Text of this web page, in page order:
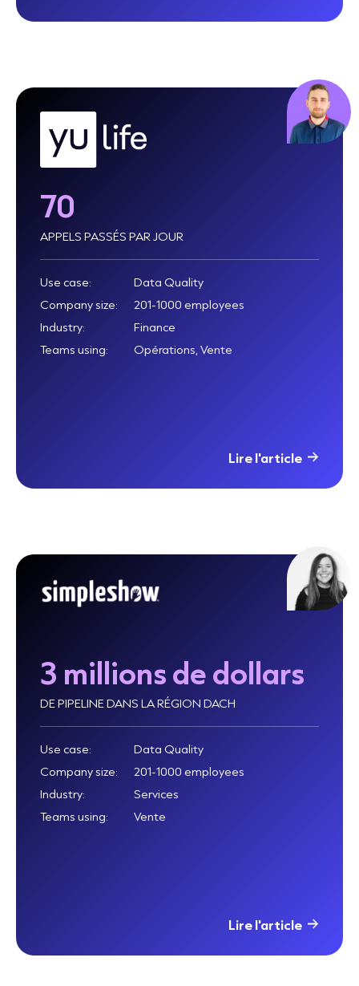
70
APPELS PASSÉS PAR JOUR
Use case:
Data Quality
Company size:
201-1000 employees
Industry:
Finance
Teams using:
Opérations, Vente
Lire l'article
3 millions de dollars
DE PIPELINE DANS LA RÉGION DACH
Use case:
Data Quality
Company size:
201-1000 employees
Industry:
Services
Teams using:
Vente
Lire l'article